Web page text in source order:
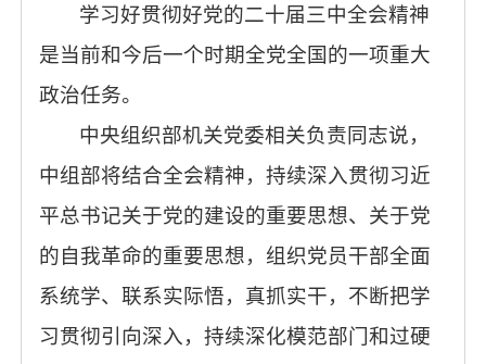
学习好贯彻好党的二十届三中全会精神
是当前和今后一个时期全党全国的一项重大
政治任务。
中央组织部机关党委相关负责同志说，
中组部将结合全会精神，持续深入贯彻习近
平总书记关于党的建设的重要思想、关于党
的自我革命的重要思想，组织党员干部全面
系统学、联系实际悟，真抓实干，不断把学
习贯彻引向深入，持续深化模范部门和过硬